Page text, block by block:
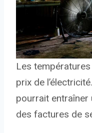
Les
prix de
pourrait entraîner
des factures de